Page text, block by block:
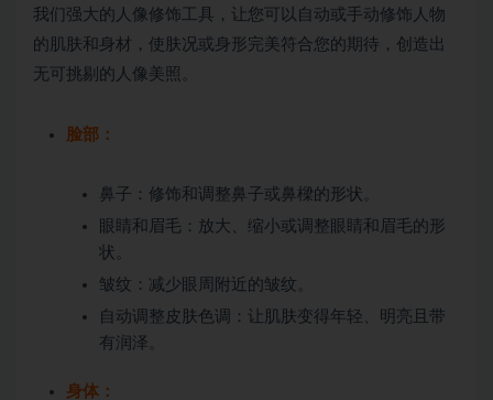
我们强大的人像修饰工具，让您可以自动或手动修饰人物
的肌肤和身材，使肤况或身形完美符合您的期待，创造出
无可挑剔的人像美照。
脸部：
鼻子：修饰和调整鼻子或鼻樑的形状。
眼睛和眉毛：放大、缩小或调整眼睛和眉毛的形
状。
皱纹：减少眼周附近的皱纹。
自动调整皮肤色调：让肌肤变得年轻、明亮且带
有润泽。
身体：